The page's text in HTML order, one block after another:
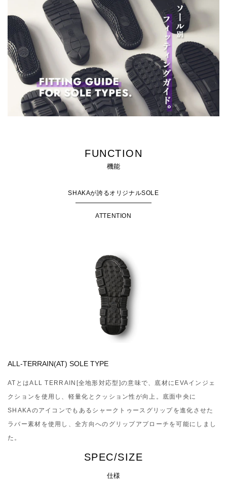
FUNCTION
機能
SHAKAが誇るオリジナルSOLE
ATTENTION
ALL-TERRAIN(AT) SOLE TYPE
ATとはALL TERRAIN[全地形対応型]の意味で、底材にEVAインジェ
クションを使用し、軽量化とクッション性が向上。底面中央に
SHAKAのアイコンでもあるシャークトゥースグリップを進化させた
ラバー素材を使用し、全方向へのグリップアプローチを可能にしまし
た。
SPEC/SIZE
仕様